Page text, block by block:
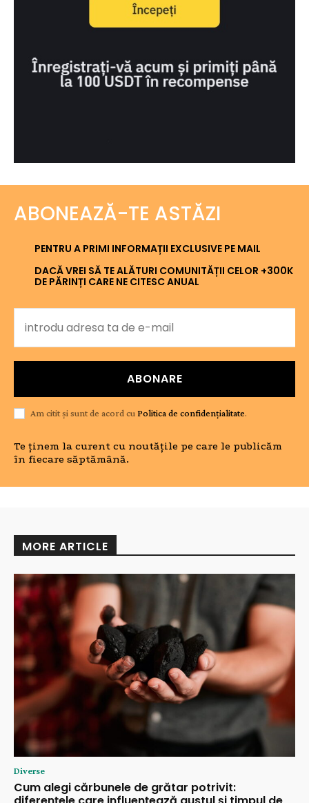
ABONEAZĂ-TE ASTĂZI
PENTRU A PRIMI INFORMAȚII EXCLUSIVE PE MAIL
DACĂ VREI SĂ TE ALĂTURI COMUNITĂȚII CELOR +300K
DE PĂRINȚI CARE NE CITESC ANUAL
ABONARE
Am citit și sunt de acord cu Politica de confidențialitate.
Te ținem la curent cu noutățile pe care le publicăm
în fiecare săptămână.
MORE ARTICLE
Diverse
Cum alegi cărbunele de grătar potrivit: